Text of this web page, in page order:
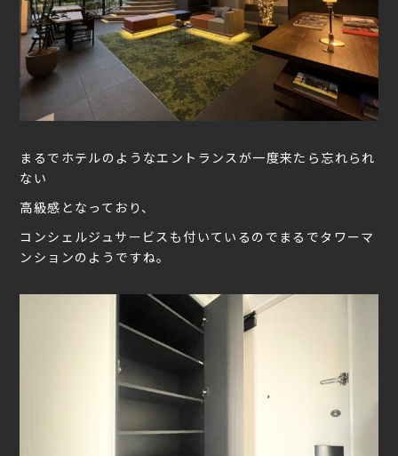
まるでホテルのようなエントランスが一度来たら忘れられ
ない
高級感となっており、
コンシェルジュサービスも付いているのでまるでタワーマ
ンションのようですね。